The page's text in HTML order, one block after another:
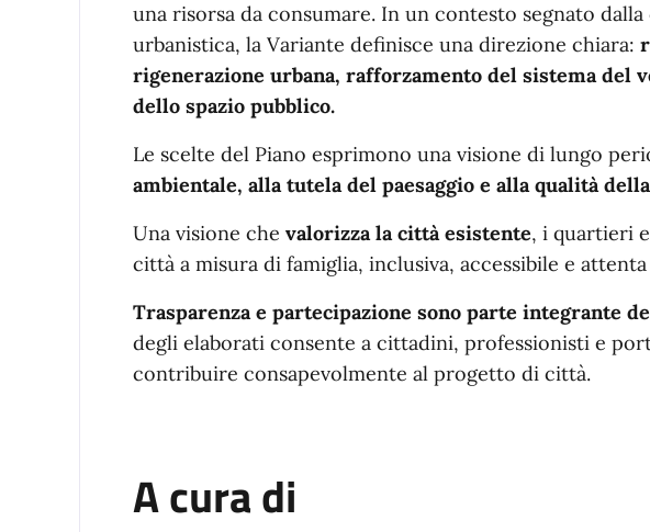
una risorsa da consumare. In un contesto segnato
urbanistica, la Variante definisce una direzione chiara:
rigenerazione urbana, rafforzamento del sistema del
dello spazio pubblico.
Le scelte del Piano esprimono una visione di lungo
ambientale, alla tutela del paesaggio e alla qualità
Una visione che valorizza la città esistente, i quartieri
città a misura di famiglia, inclusiva, accessibile e
Trasparenza e partecipazione sono parte integrante
degli elaborati consente a cittadini, professionisti e
contribuire consapevolmente al progetto di città.
A cura di